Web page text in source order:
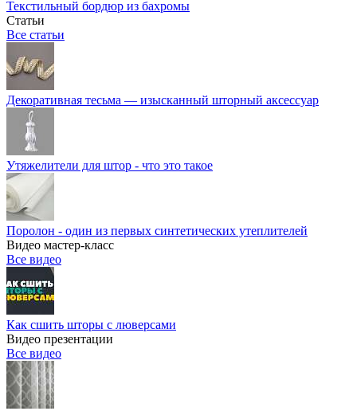
Текстильный бордюр из бахромы
Статьи
Все статьи
Декоративная тесьма — изысканный шторный аксессуар
Утяжелители для штор - что это такое
Поролон - один из первых синтетических утеплителей
Видео мастер-класс
Все видео
Как сшить шторы с люверсами
Видео презентации
Все видео